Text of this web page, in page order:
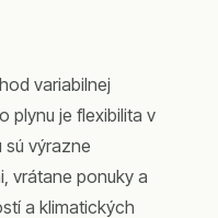
variabilnej
plynu je flexibilita v
sú výrazne
vrátane ponuky a
a klimatických